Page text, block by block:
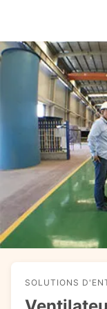
SOLUTIONS